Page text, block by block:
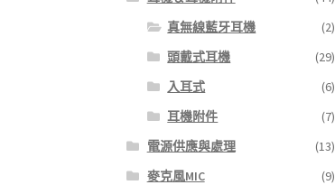
真無線藍牙耳機
(2)
頭戴式耳機
(29)
入耳式
(6)
耳機附件
(7)
電源供應與處理
(13)
麥克風MIC
(9)